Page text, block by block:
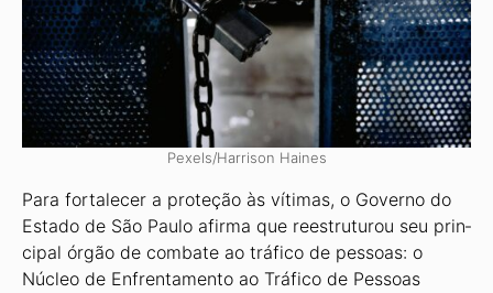
Pexels/Harrison Haines
Para fortalecer a proteção às víti­mas, o Governo do
Estado de São Pau­lo afirma que reestruturou seu prin­
cipal órgão de combate ao tráfico de pessoas: o
Núcleo de Enfrentamento ao Tráfico de Pessoas